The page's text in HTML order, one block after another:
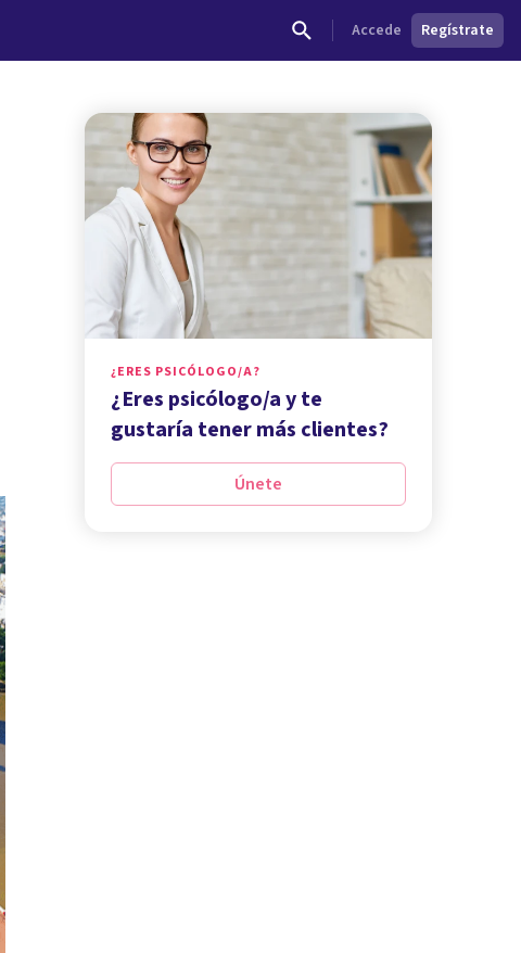
Accede Regístrate
¿ERES PSICÓLOGO/A?
¿Eres psicólogo/a y te
gustaría tener más clientes?
Únete